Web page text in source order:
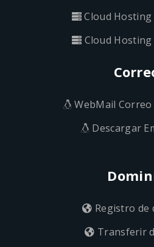
Cloud Hosting
Cloud Hosting
WebMail
Descargar
Registro de
Transferir